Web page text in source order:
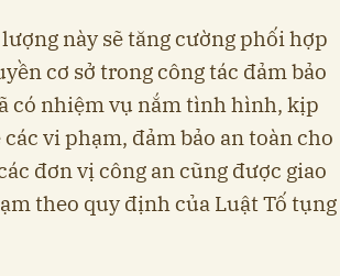
này sẽ tăng cường phối hợp
cơ sở trong công tác đảm bảo
có nhiệm vụ nắm tình hình, kịp
vi phạm, đảm bảo an toàn cho
đơn vị công an cũng được giao
theo quy định của Luật Tố tụng